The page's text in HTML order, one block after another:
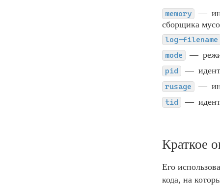
memory
сборщика
log-filename
mode
pid
rusage
tid
Краткое
Его
кода, на